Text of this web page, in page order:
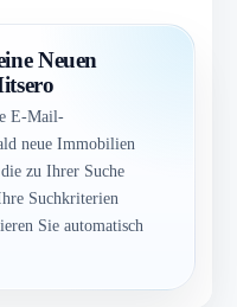
Neuen
E-Mail-
neue Immobilien
zu Ihrer Suche
Suchkriterien
Sie automatisch